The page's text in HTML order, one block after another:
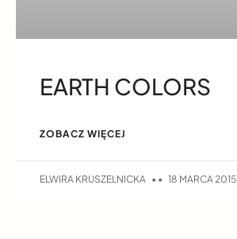
EARTH COLORS
ZOBACZ WIĘCEJ
ELWIRA KRUSZELNICKA 18 MARCA 2015